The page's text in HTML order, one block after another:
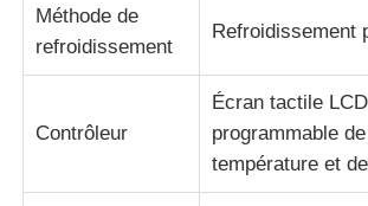
Méthode de
refroidissement
Refroidissement
Contrôleur
Écran tactile
programmable
température et